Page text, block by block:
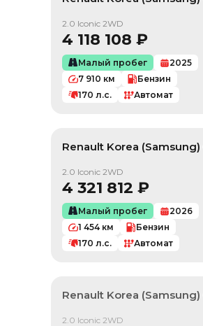
2.0 Iconic 2WD
4 118 108 ₽
Малый пробег
2025
7 910 км
Бензин
170 л.с. Автомат
Renault Korea (Samsung)
2.0 Iconic 2WD
4 321 812 ₽
Малый пробег
2026
1 454 км
Бензин
170 л.с. Автомат
Renault Korea (Samsung)
Продан
2.0 Iconic 2WD